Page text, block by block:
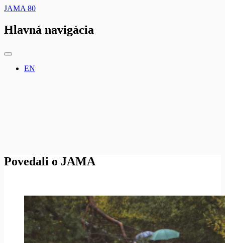
JAMA 80
Hlavná navigácia
EN
Povedali o JAMA